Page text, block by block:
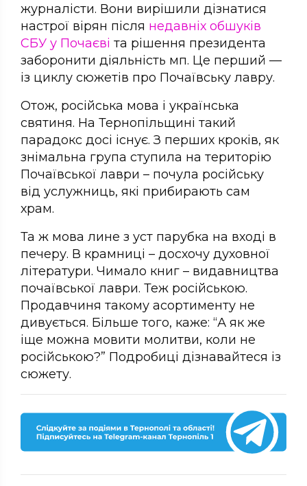
журналісти. Вони вирішили дізнатися
настрої вірян після недавніх обшуків
СБУ у Почаєві та рішення президента
заборонити діяльність мп. Це перший —
із циклу сюжетів про Почаївську лавру.
Отож, російська мова і українська
святиня. На Тернопільщині такий
парадокс досі існує. З перших кроків, як
знімальна група ступила на територію
Почаївської лаври – почула російську
від услужниць, які прибирають сам
храм.
Та ж мова лине з уст парубка на вході в
печеру. В крамниці – досхочу духовної
літератури. Чимало книг – видавництва
почаївської лаври. Теж російською.
Продавчиня такому асортименту не
дивується. Більше того, каже: “А як же
іще можна мовити молитви, коли не
російською?” Подробиці дізнавайтеся із
сюжету.